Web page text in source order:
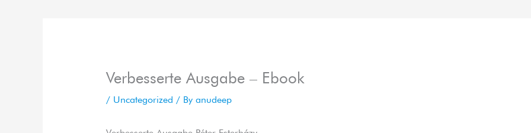
Verbesserte Ausgabe – Ebook
/ Uncategorized / By anudeep